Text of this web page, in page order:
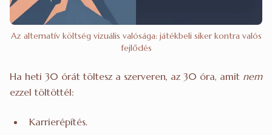
Az alternatív költség vizuális valósága: játékbeli siker kontra valós
fejlődés
Ha heti 30 órát töltesz a szerveren, az 30 óra, amit nem
ezzel töltöttél:
Karrierépítés.